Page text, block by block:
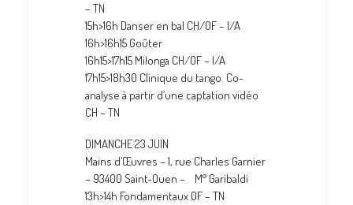
– TN
15h>16h Danser en bal CH/OF – I/A
16h>16h15 Goûter
16h15>17h15 Milonga CH/OF – I/A
17h15>18h30 Clinique du tango. Co-
analyse à partir d’une captation vidéo
CH – TN
DIMANCHE 23 JUIN
Mains d’Œuvres – 1, rue Charles Garnier
– 93400 Saint-Ouen – M° Garibaldi
13h>14h Fondamentaux OF – TN